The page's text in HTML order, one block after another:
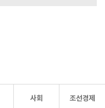
사회 조선경제